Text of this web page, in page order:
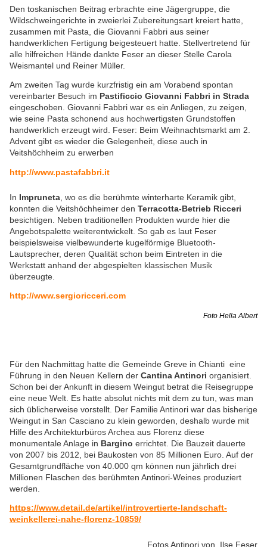
Den toskanischen Beitrag erbrachte eine Jägergruppe, die
Wildschweingerichte in zweierlei Zubereitungsart kreiert hatte,
zusammen mit Pasta, die Giovanni Fabbri aus seiner
handwerklichen Fertigung beigesteuert hatte. Stellvertretend für
alle hilfreichen Hände dankte Feser an dieser Stelle Carola
Weismantel und Reiner Müller.
Am zweiten Tag wurde kurzfristig ein am Vorabend spontan
vereinbarter Besuch im Pastificcio Giovanni Fabbri in Strada
eingeschoben. Giovanni Fabbri war es ein Anliegen, zu zeigen,
wie seine Pasta schonend aus hochwertigsten Grundstoffen
handwerklich erzeugt wird. Feser: Beim Weihnachtsmarkt am 2.
Advent gibt es wieder die Gelegenheit, diese auch in
Veitshöchheim zu erwerben
http://www.pastafabbri.it
In Impruneta , wo es die berühmte winterharte Keramik gibt,
konnten die Veitshöchheimer den Terracotta-Betrieb Ricceri
besichtigen. Neben traditionellen Produkten wurde hier die
Angebotspalette weiterentwickelt. So gab es laut Feser
beispielsweise vielbewunderte kugelförmige Bluetooth-
Lautsprecher, deren Qualität schon beim Eintreten in die
Werkstatt anhand der abgespielten klassischen Musik
überzeugte.
http://www.sergioricceri.com
Foto Hella Albert
Für den Nachmittag hatte die Gemeinde Greve in Chianti eine
Führung in den Neuen Kellern der Cantina Antinori organisiert.
Schon bei der Ankunft in diesem Weingut betrat die Reisegruppe
eine neue Welt. Es hatte absolut nichts mit dem zu tun, was man
sich üblicherweise vorstellt. Der Familie Antinori war das bisherige
Weingut in San Casciano zu klein geworden, deshalb wurde mit
Hilfe des Architekturbüros Archea aus Florenz diese
monumentale Anlage in Bargino errichtet. Die Bauzeit dauerte
von 2007 bis 2012, bei Baukosten von 85 Millionen Euro. Auf der
Gesamtgrundfläche von 40.000 qm können nun jährlich drei
Millionen Flaschen des berühmten Antinori-Weines produziert
werden.
https://www.detail.de/artikel/introvertierte-landschaft-
weinkellerei-nahe-florenz-10859/
Fotos Antinori von Ilse Feser